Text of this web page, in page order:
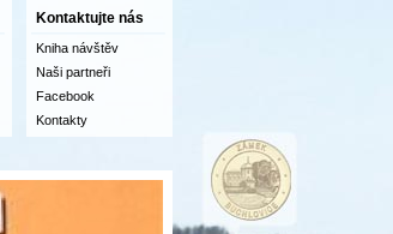
Kontaktujte nás
Kniha návštěv
Naši partneři
Facebook
Kontakty